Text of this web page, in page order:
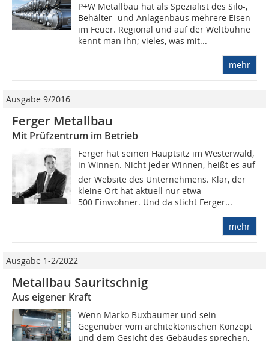
P+W Metallbau hat als Spezialist des Silo-,
Behälter- und Anlagenbaus mehrere Eisen
im Feuer. Regional und auf der Weltbühne
kennt man ihn; vieles, was mit...
mehr
Ausgabe 9/2016
Ferger Metallbau
Mit Prüfzentrum im Betrieb
Ferger hat seinen Hauptsitz im Westerwald,
in Winnen. Nicht jeder Winnen, heißt es auf
der Website des Unternehmens. Klar, der
kleine Ort hat aktuell nur etwa
500 Einwohner. Und da sticht Ferger...
mehr
Ausgabe 1-2/2022
Metallbau Sauritschnig
Aus eigener Kraft
Wenn Marko Buxbaumer und sein
Gegenüber vom architektonischen Konzept
und dem Gesicht des Gebäudes sprechen,